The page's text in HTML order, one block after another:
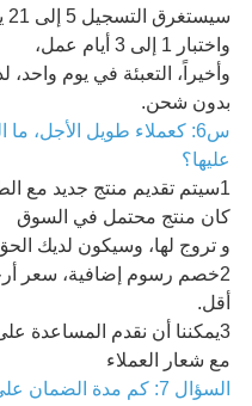
واختبار 1 إلى 3 أيام عمل،
بدون شحن.
س6: كعملاء طويل الأجل،
عليها؟
1سيتم تقديم منتج جديد مع
كان منتج محتمل في السوق
و تروج لها، وسيكون لديك
2خصم رسوم إضافية، سعر
أقل.
3يمكننا أن نقدم المساعدة
مع شعار العملاء
السؤال 7: كم مدة